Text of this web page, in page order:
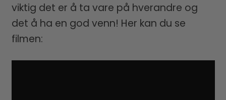
viktig det er å ta vare på hverandre og
det å ha en god venn! Her kan du se
filmen: